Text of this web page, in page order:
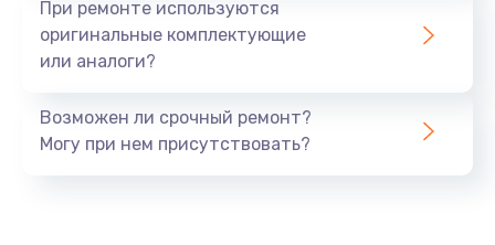
При ремонте используются
оригинальные комплектующие
или аналоги?
Возможен ли срочный ремонт?
Могу при нем присутствовать?